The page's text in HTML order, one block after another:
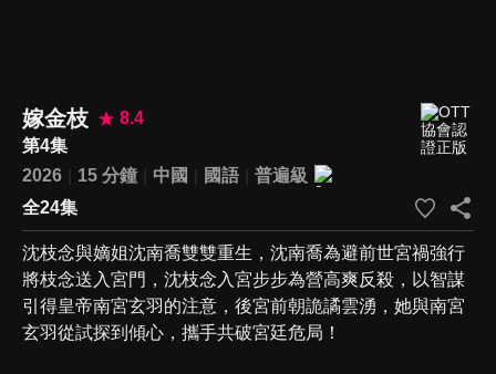
嫁金枝
8.4
第4集
2026
15 分鐘 中國 國語
普遍級
全24集
沈枝念與嫡姐沈南喬雙雙重生，沈南喬為避前世宮禍強行
將枝念送入宮門，沈枝念入宮步步為營高爽反殺，以智謀
引得皇帝南宮玄羽的注意，後宮前朝詭譎雲湧，她與南宮
玄羽從試探到傾心，攜手共破宮廷危局！